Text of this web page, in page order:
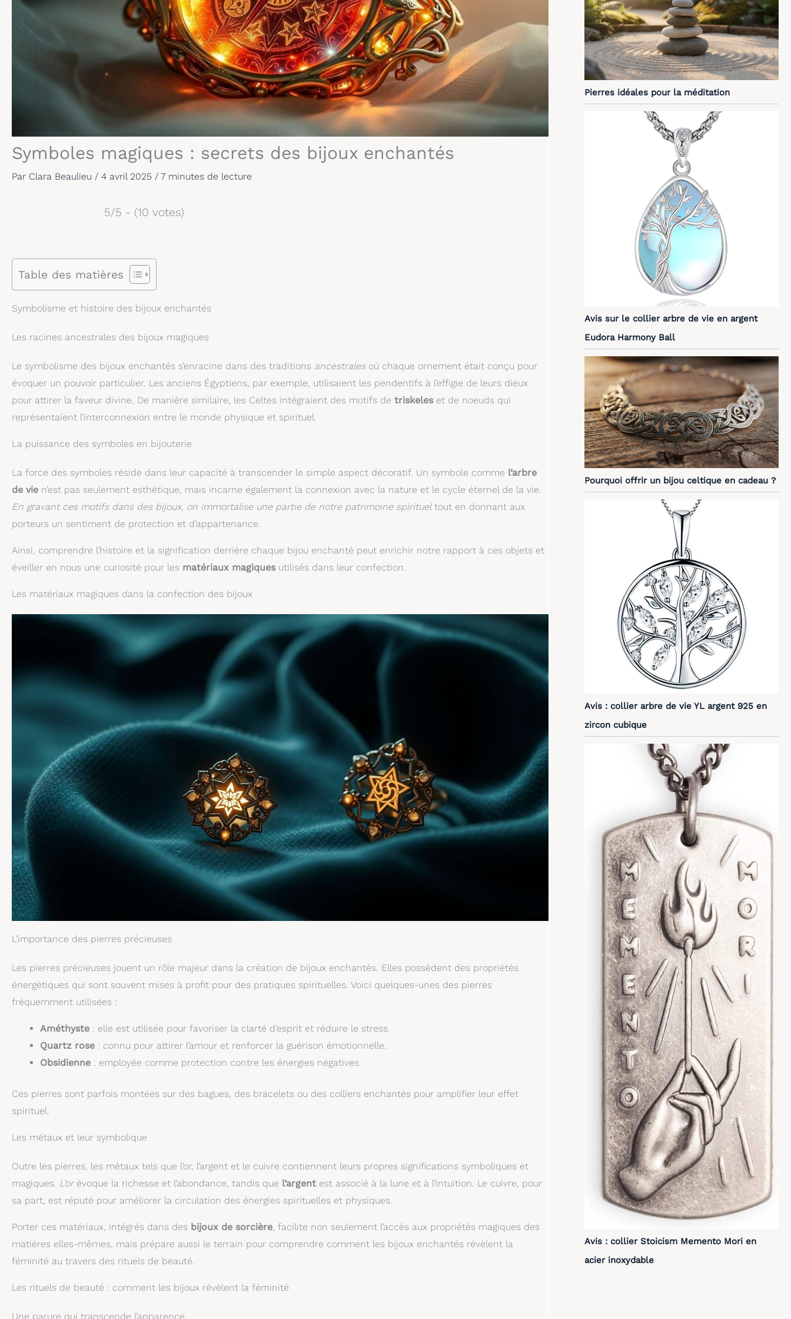
Symboles magiques : secrets des bijoux enchantés
Par Clara Beaulieu / 4 avril 2025 / 7 minutes de lecture
5/5 - (10 votes)
Table des matières
Symbolisme et histoire des bijoux enchantés
Les racines ancestrales des bijoux magiques
Le symbolisme des bijoux enchantés s’enracine dans des traditions ancestralesoù chaque ornement était conçu pour
évoquer un pouvoir particulier. Les anciens Égyptiens, par exemple, utilisaient les pendentifs à l’effigie de leurs dieux
pour attirer la faveur divine. De manière similaire, les Celtes intégraient des motifs de triskeles et de noeuds qui
représentaient l’interconnexion entre le monde physique et spirituel.
La puissance des symboles en bijouterie
La force des symboles réside dans leur capacité à transcender le simple aspect décoratif. Un symbole comme l’arbre
de vie n’est pas seulement esthétique, mais incarne également la connexion avec la nature et le cycle éternel de la vie.
En gravant ces motifs dans des bijoux, on immortalise une partie de notre patrimoine spiritueltout en donnant aux
porteurs un sentiment de protection et d’appartenance.
Ainsi, comprendre l’histoire et la signification derrière chaque bijou enchanté peut enrichir notre rapport à ces objets et
éveiller en nous une curiosité pour les matériaux magiques utilisés dans leur confection.
Les matériaux magiques dans la confection des bijoux
L’importance des pierres précieuses
Les pierres précieuses jouent un rôle majeur dans la création de bijoux enchantés. Elles possèdent des propriétés
énergétiques qui sont souvent mises à profit pour des pratiques spirituelles. Voici quelques-unes des pierres
fréquemment utilisées :
Améthyste : elle est utilisée pour favoriser la clarté d’esprit et réduire le stress.
Quartz rose : connu pour attirer l’amour et renforcer la guérison émotionnelle.
Obsidienne : employée comme protection contre les énergies négatives.
Ces pierres sont parfois montées sur des bagues, des bracelets ou des colliers enchantés pour amplifier leur effet
spirituel.
Les métaux et leur symbolique
Outre les pierres, les métaux tels que l’or, l’argent et le cuivre contiennent leurs propres significations symboliques et
magiques. L’orévoque la richesse et l’abondance, tandis que l’argent est associé à la lune et à l’intuition. Le cuivre, pour
sa part, est réputé pour améliorer la circulation des énergies spirituelles et physiques.
Porter ces matériaux, intégrés dans des bijoux de sorcière, facilite non seulement l’accès aux propriétés magiques des
matières elles-mêmes, mais prépare aussi le terrain pour comprendre comment les bijoux enchantés révèlent la
féminité au travers des rituels de beauté.
Les rituels de beauté : comment les bijoux révèlent la féminité
Une parure qui transcende l’apparence
Pierres idéales pour la méditation
Avis sur le collier arbre de vie en argent
Eudora Harmony Ball
Pourquoi offrir un bijou celtique en cadeau ?
Avis : collier arbre de vie YL argent 925 en
zircon cubique
Avis : collier Stoicism Memento Mori en
acier inoxydable